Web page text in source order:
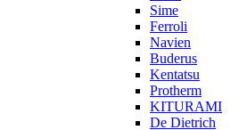
Sime
Ferroli
Navien
Buderus
Kentatsu
Protherm
KITURAMI
De Dietrich